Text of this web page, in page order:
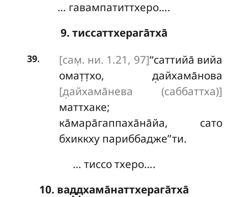
… гавампатиттхеро….
9. тиссаттхерага̄тха̄
39. [сам̣. ни. 1.21, 97]‘‘саттийа̄ вийа
омат̣т̣хо, д̣айхама̄нова
[д̣айхама̄нева (саббаттха)]
маттхаке;
ка̄мара̄гаппаха̄на̄йа, сато
бхиккху париббадже’’ти.
… тиссо тхеро….
10. вад̣д̣хама̄наттхерага̄тха̄